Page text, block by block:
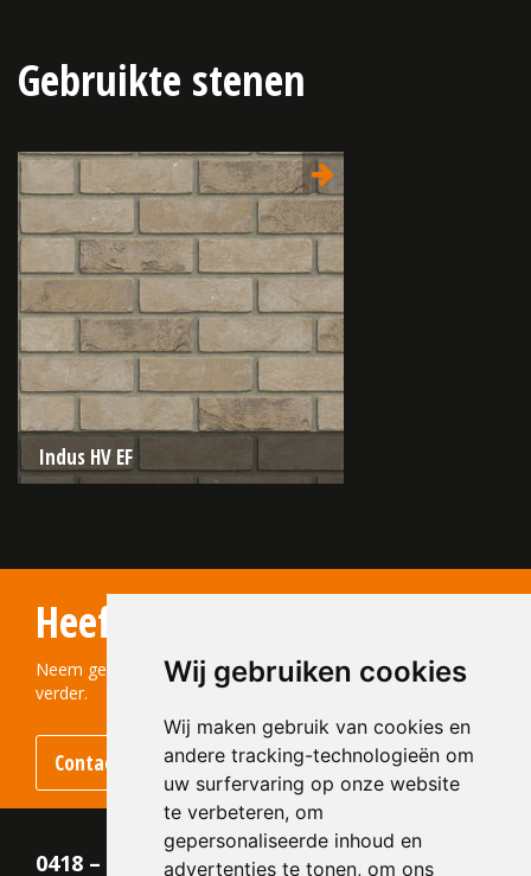
Wij gebruiken cookies
Wij maken gebruik van cookies en
andere tracking-technologieën om
uw surfervaring op onze website
te verbeteren, om
gepersonaliseerde inhoud en
advertenties te tonen, om ons
Gebruikte stenen
Indus HV EF
Type:
Sterrewaard
Formaat:
Engels Formaat (EF)
215x100x65
Structuur:
Kleur:
Grijs
Heeft u vragen?
Neem gerust contact met ons op! We helpen u graag
verder.
Contact opnemen
0418 – 55 22 21